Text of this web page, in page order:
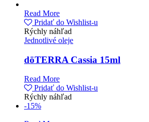
Read More
Pridať do Wishlist-u
Rýchly náhľad
Jednotlivé oleje
dōTERRA Cassia 15ml
Read More
Pridať do Wishlist-u
Rýchly náhľad
-15%